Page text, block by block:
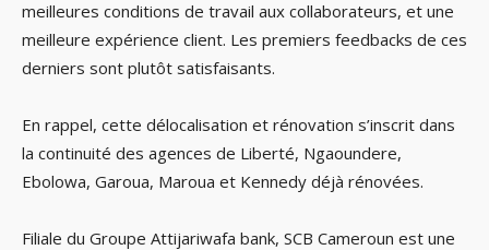
meilleures conditions de travail aux collaborateurs, et une
meilleure expérience client. Les premiers feedbacks de ces
derniers sont plutôt satisfaisants.
En rappel, cette délocalisation et rénovation s’inscrit dans
la continuité des agences de Liberté, Ngaoundere,
Ebolowa, Garoua, Maroua et Kennedy déjà rénovées.
Filiale du Groupe Attijariwafa bank, SCB Cameroun est une